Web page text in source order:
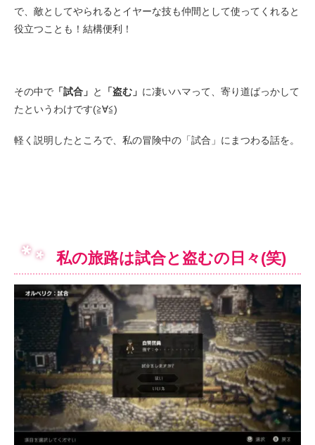
で、敵としてやられるとイヤーな技も仲間として使ってくれると
役立つことも！結構便利！
その中で 「試合」 と 「盗む」 に凄いハマって、寄り道ばっかして
たというわけです(≧∀≦)
軽く説明したところで、私の冒険中の「試合」にまつわる話を。
私の旅路は試合と盗むの日々(笑)